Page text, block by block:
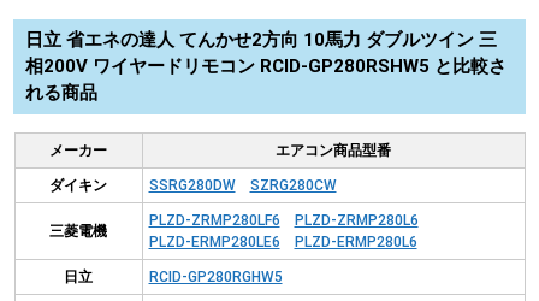
日立 省エネの達人 てんかせ2方向 10馬力 ダブルツイン 三
相200V ワイヤードリモコン RCID-GP280RSHW5 と比較さ
れる商品
メーカー エアコン商品型番
ダイキン SSRG280DW SZRG280CW
三菱電機
PLZD-ZRMP280LF6
PLZD-ZRMP280L6
PLZD-ERMP280LE6
PLZD-ERMP280L6
日立 RCID-GP280RGHW5